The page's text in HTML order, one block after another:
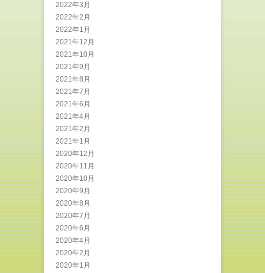
2022年3月
2022年2月
2022年1月
2021年12月
2021年10月
2021年9月
2021年8月
2021年7月
2021年6月
2021年4月
2021年2月
2021年1月
2020年12月
2020年11月
2020年10月
2020年9月
2020年8月
2020年7月
2020年6月
2020年4月
2020年2月
2020年1月